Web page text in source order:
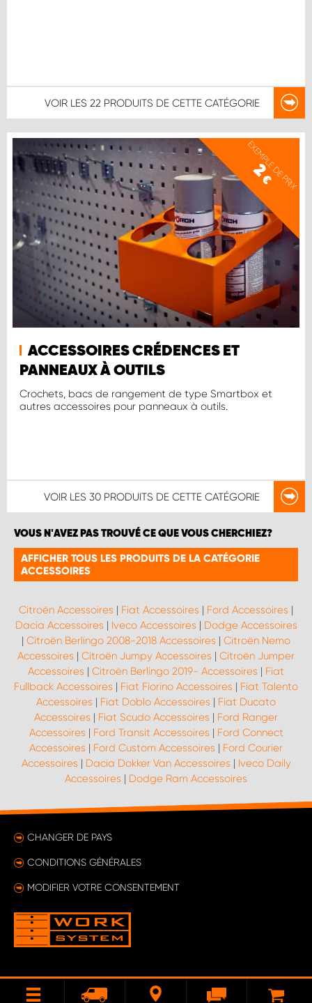
VOIR LES 22 PRODUITS DE CETTE CATÉGORIE
EXEMPLE DE PRIX
2
€
ACCESSOIRES CRÉDENCES ET
PANNEAUX À OUTILS
Crochets, bacs de rangement de type Smartbox et
autres accessoires pour panneaux à outils.
VOIR LES 30 PRODUITS DE CETTE CATÉGORIE
VOUS N'AVEZ PAS TROUVÉ CE QUE VOUS CHERCHIEZ?
AFFICHER TOUS LES PRODUITS DE LA CATÉGORIE
ACCESSOIRES
Citroën Accessoires | Fiat Accessoires | Ford Accessoires |
Dacia Accessoires | Iveco Accessoires | Dodge Accessoires
| Citroën Berlingo 2008-2018 Accessoires | Citroën Nemo
Accessoires | Citroën Jumpy Accessoires | Citroën Jumper
Accessoires | Citroën Berlingo 2019- Accessoires | Fiat
Fullback Accessoires | Fiat Fiorino Accessoires | Fiat Talento
Accessoires | Fiat Doblo Accessoires | Fiat Ducato
Accessoires | Fiat Scudo Accessoires | Ford Ranger
Accessoires | Ford Transit Accessoires | Ford Connect
Accessoires | Ford Custom Accessoires | Ford Courier
Accessoires | Dacia Dokker Van Accessoires | Iveco Daily
Accessoires | Dodge Ram Accessoires
CHANGER DE PAYS
CONDITIONS GÉNÉRALES
MODIFIER VOTRE CONSENTEMENT